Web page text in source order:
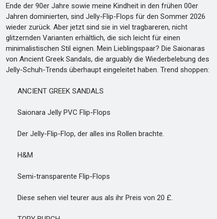
Ende der 90er Jahre sowie meine Kindheit in den frühen 00er
Jahren dominierten, sind Jelly-Flip-Flops für den Sommer 2026
wieder zurück. Aber jetzt sind sie in viel tragbareren, nicht
glitzernden Varianten erhältlich, die sich leicht für einen
minimalistischen Stil eignen. Mein Lieblingspaar? Die Saionaras
von Ancient Greek Sandals, die arguably die Wiederbelebung des
Jelly-Schuh-Trends überhaupt eingeleitet haben. Trend shoppen:
ANCIENT GREEK SANDALS
Saionara Jelly PVC Flip-Flops
Der Jelly-Flip-Flop, der alles ins Rollen brachte.
H&M
Semi-transparente Flip-Flops
Diese sehen viel teurer aus als ihr Preis von 20 £.